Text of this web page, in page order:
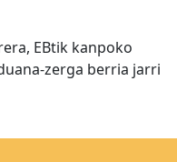
EBtik kanpoko
zerga berria jarri